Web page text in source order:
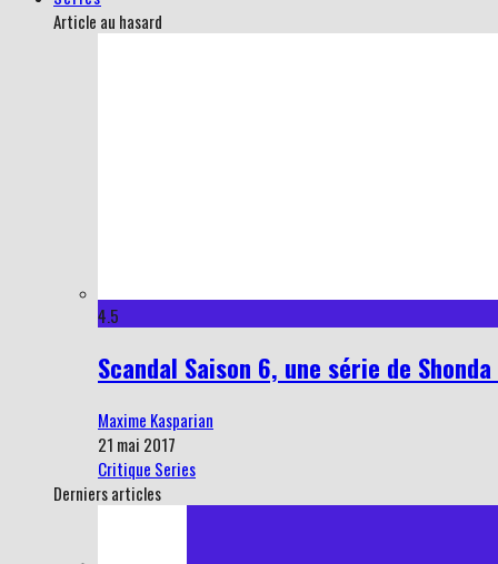
Article au hasard
4.5
Scandal Saison 6, une série de
Maxime Kasparian
21 mai 2017
Critique Series
Derniers articles